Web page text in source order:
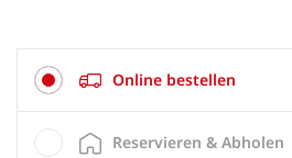
Online bestellen
Reservieren & Abholen